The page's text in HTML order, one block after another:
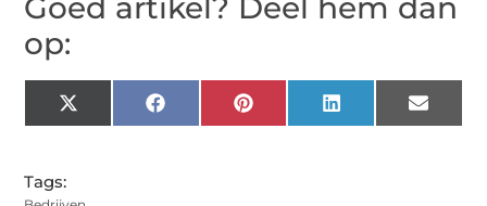
Goed artikel? Deel hem dan
op:
X
(Twitter)
Facebook Pinterest LinkedIn Email
Tags: